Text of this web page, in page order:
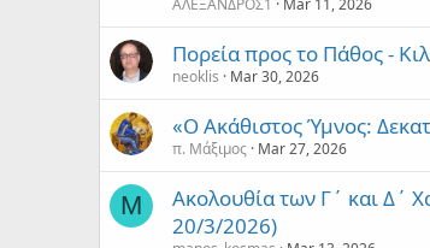
ΑΛΕΞΑΝΔΡΟΣ1 Mar 11, 2026
Πορεία προς το Πάθος -
neoklis Mar 30, 2026
«Ο Ακάθιστος Ύμνος:
π. Μάξιμος Mar 27, 2026
M
Ακολουθία των Γ΄ και Δ΄
20/3/2026)